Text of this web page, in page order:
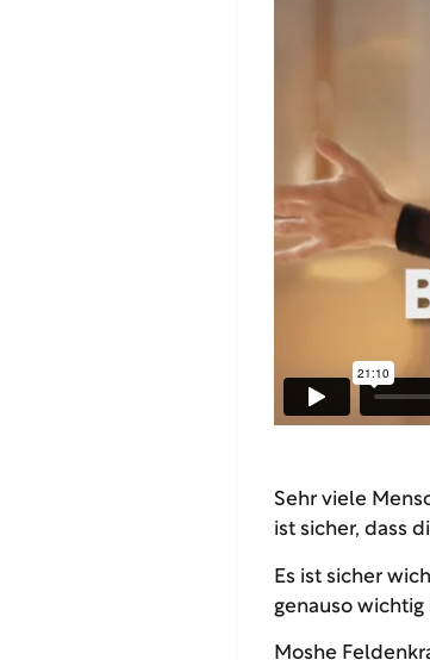
Sehr viele
ist sicher, dass
Es ist sicher
genauso wichtig
Moshe